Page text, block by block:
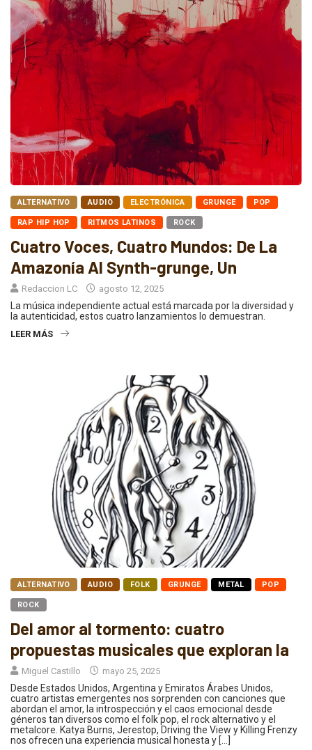
ALTERNATIVO AUDIO ELECTRÓNICA GRUNGE POP
RAP HIP HOP RITMOS LATINOS ROCK
Cuatro Voces, Cuatro Mundos: De La
Amazonía Al Synth-grunge, Un
Redaccion LC agosto 12, 2025
La música independiente actual está marcada por la diversidad y
la autenticidad, estos cuatro lanzamientos lo demuestran.
LEER MÁS
ALTERNATIVO AUDIO FOLK GRUNGE METAL POP
ROCK
Del amor al tormento: cuatro
propuestas musicales que exploran la
Miguel Castillo mayo 25, 2025
Desde Estados Unidos, Argentina y Emiratos Árabes Unidos,
cuatro artistas emergentes nos sorprenden con canciones que
abordan el amor, la introspección y el caos emocional desde
géneros tan diversos como el folk pop, el rock alternativo y el
metalcore. Katya Burns, Jerestop, Driving the View y Killing Frenzy
nos ofrecen una experiencia musical honesta y […]